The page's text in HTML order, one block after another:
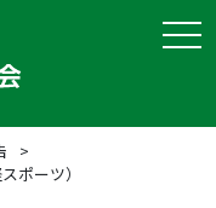
ポーツ）